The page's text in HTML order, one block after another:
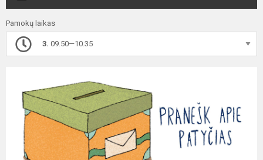
Pamokų laikas
3. 09.50—10.35